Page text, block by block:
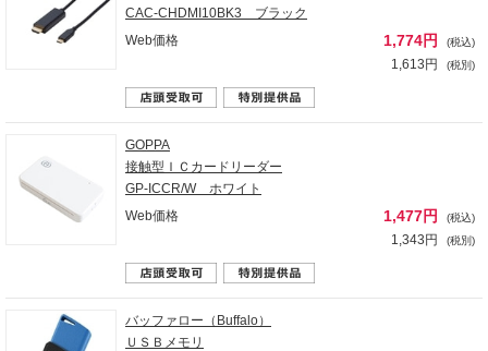
CAC-CHDMI10BK3 ブラック
Web価格
1,774円 (税込)
1,613円 (税別)
GOPPA
接触型ＩＣカードリーダー
GP-ICCR/W ホワイト
Web価格
1,477円 (税込)
1,343円 (税別)
バッファロー（Buffalo）
ＵＳＢメモリ